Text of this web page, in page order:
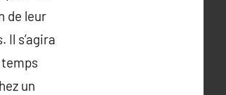
de leur
s’agira
un